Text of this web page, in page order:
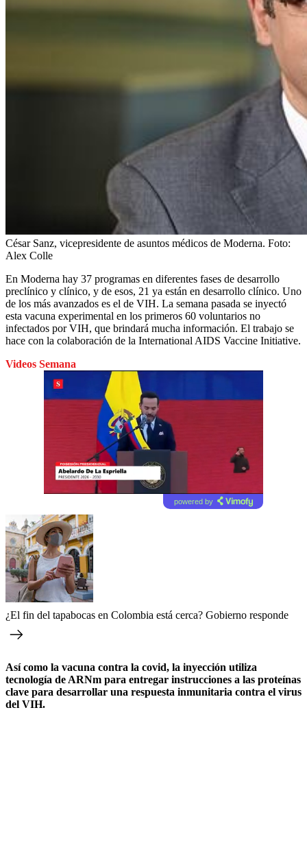
César Sanz, vicepresidente de asuntos médicos de Moderna. Foto:
Alex Colle
En Moderna hay 37 programas en diferentes fases de desarrollo
preclínico y clínico, y de esos, 21 ya están en desarrollo clínico. Uno
de los más avanzados es el de VIH. La semana pasada se inyectó
esta vacuna experimental en los primeros 60 voluntarios no
infectados por VIH, que brindará mucha información. El trabajo se
hace con la colaboración de la International AIDS Vaccine Initiative.
Videos Semana
powered by
¿El fin del tapabocas en Colombia está cerca? Gobierno responde
Así como la vacuna contra la covid, la inyección utiliza
tecnología de ARNm para entregar instrucciones a las proteínas
clave para desarrollar una respuesta inmunitaria contra el virus
del VIH.